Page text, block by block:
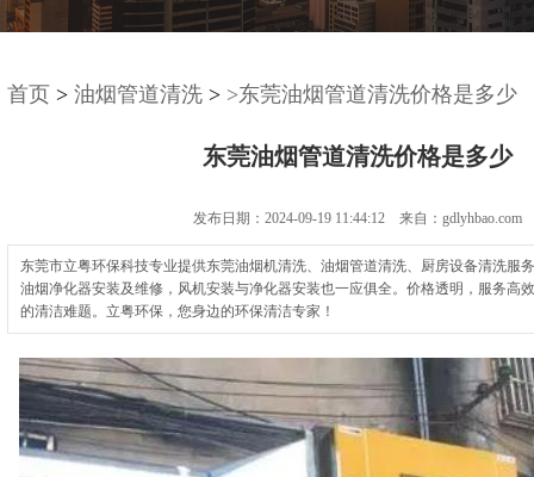
首页 > 油烟管道清洗 > >东莞油烟管道清洗价格是多少
东莞油烟管道清洗价格是多少
发布日期：2024-09-19 11:44:12 来自：gdlyhbao.com
东莞市立粤环保科技专业提供东莞油烟机清洗、油烟管道清洗、厨房设备清洗服
油烟净化器安装及维修，风机安装与净化器安装也一应俱全。价格透明，服务高
的清洁难题。立粤环保，您身边的环保清洁专家！